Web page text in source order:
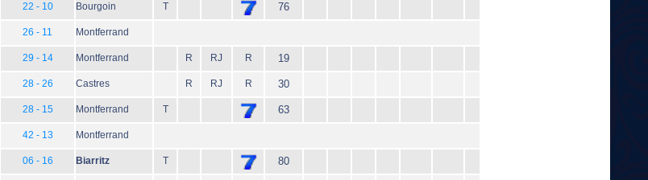
22 - 10 Bourgoin T 76
26 - 11 Montferrand
29 - 14 Montferrand R RJ R 19
28 - 26 Castres R RJ R 30
28 - 15 Montferrand T 63
42 - 13 Montferrand
06 - 16 Biarritz T 80